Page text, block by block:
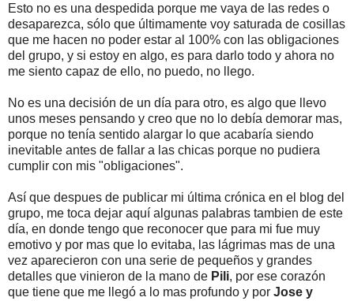
Esto no es una despedida porque me vaya de las redes o
desaparezca, sólo que últimamente voy saturada de cosillas
que me hacen no poder estar al 100% con las obligaciones
del grupo, y si estoy en algo, es para darlo todo y ahora no
me siento capaz de ello, no puedo, no llego.
No es una decisión de un día para otro, es algo que llevo
unos meses pensando y creo que no lo debía demorar mas,
porque no tenía sentido alargar lo que acabaría siendo
inevitable antes de fallar a las chicas porque no pudiera
cumplir con mis "obligaciones".
Así que despues de publicar mi última crónica en el blog del
grupo, me toca dejar aquí algunas palabras tambien de este
día, en donde tengo que reconocer que para mi fue muy
emotivo y por mas que lo evitaba, las lágrimas mas de una
vez aparecieron con una serie de pequeños y grandes
detalles que vinieron de la mano de Pili, por ese corazón
que tiene que me llegó a lo mas profundo y por Jose y